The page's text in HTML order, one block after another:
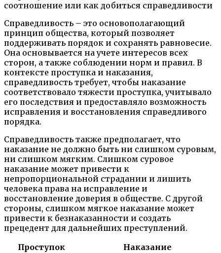
Справедливость – это основополагающий
принцип общества, который позволяет
поддерживать порядок и сохранять равновесие.
Она основывается на учете интересов всех
сторон, а также соблюдении норм и правил. В
контексте проступка и наказания,
справедливость требует, чтобы наказание
соответствовало тяжести проступка, учитывало
его последствия и предоставляло возможность
исправления и восстановления справедливого
порядка.
Справедливость также предполагает, что
наказание не должно быть ни слишком суровым,
ни слишком мягким. Слишком суровое
наказание может привести к
непропорциональной страдании и лишить
человека права на исправление и
восстановление доверия в обществе. С другой
стороны, слишком мягкое наказание может
привести к безнаказанности и создать
прецедент для дальнейших преступлений.
Проступок
Наказание